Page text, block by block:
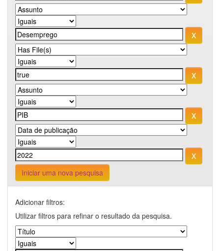
Iniciar uma nova pesquisa
Adicionar filtros:
Utilizar filtros para refinar o resultado da pesquisa.